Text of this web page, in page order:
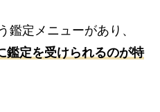
鑑定メニューがあり、
鑑定を受けられるのが特